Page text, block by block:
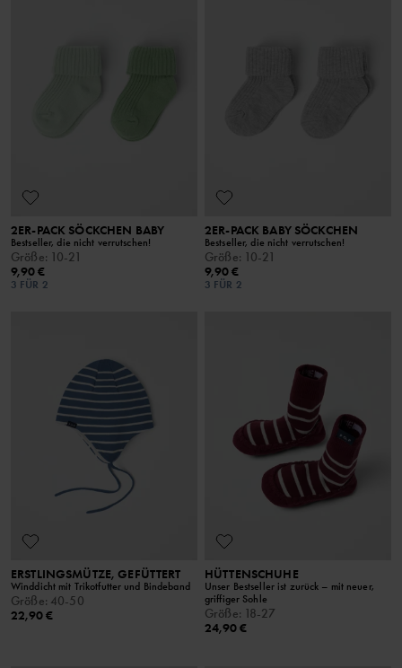
2ER-PACK SÖCKCHEN BABY
Bestseller, die nicht verrutschen!
Größe: 10-21
9,90 €
3 FÜR 2
2ER-PACK BABY SÖCKCHEN
Bestseller, die nicht verrutschen!
Größe: 10-21
9,90 €
3 FÜR 2
ERSTLINGSMÜTZE, GEFÜTTERT
Winddicht mit Trikotfutter und Bindeband
Größe: 40-50
22,90 €
HÜTTENSCHUHE
Unser Bestseller ist zurück – mit neuer,
griffiger Sohle
Größe: 18-27
24,90 €